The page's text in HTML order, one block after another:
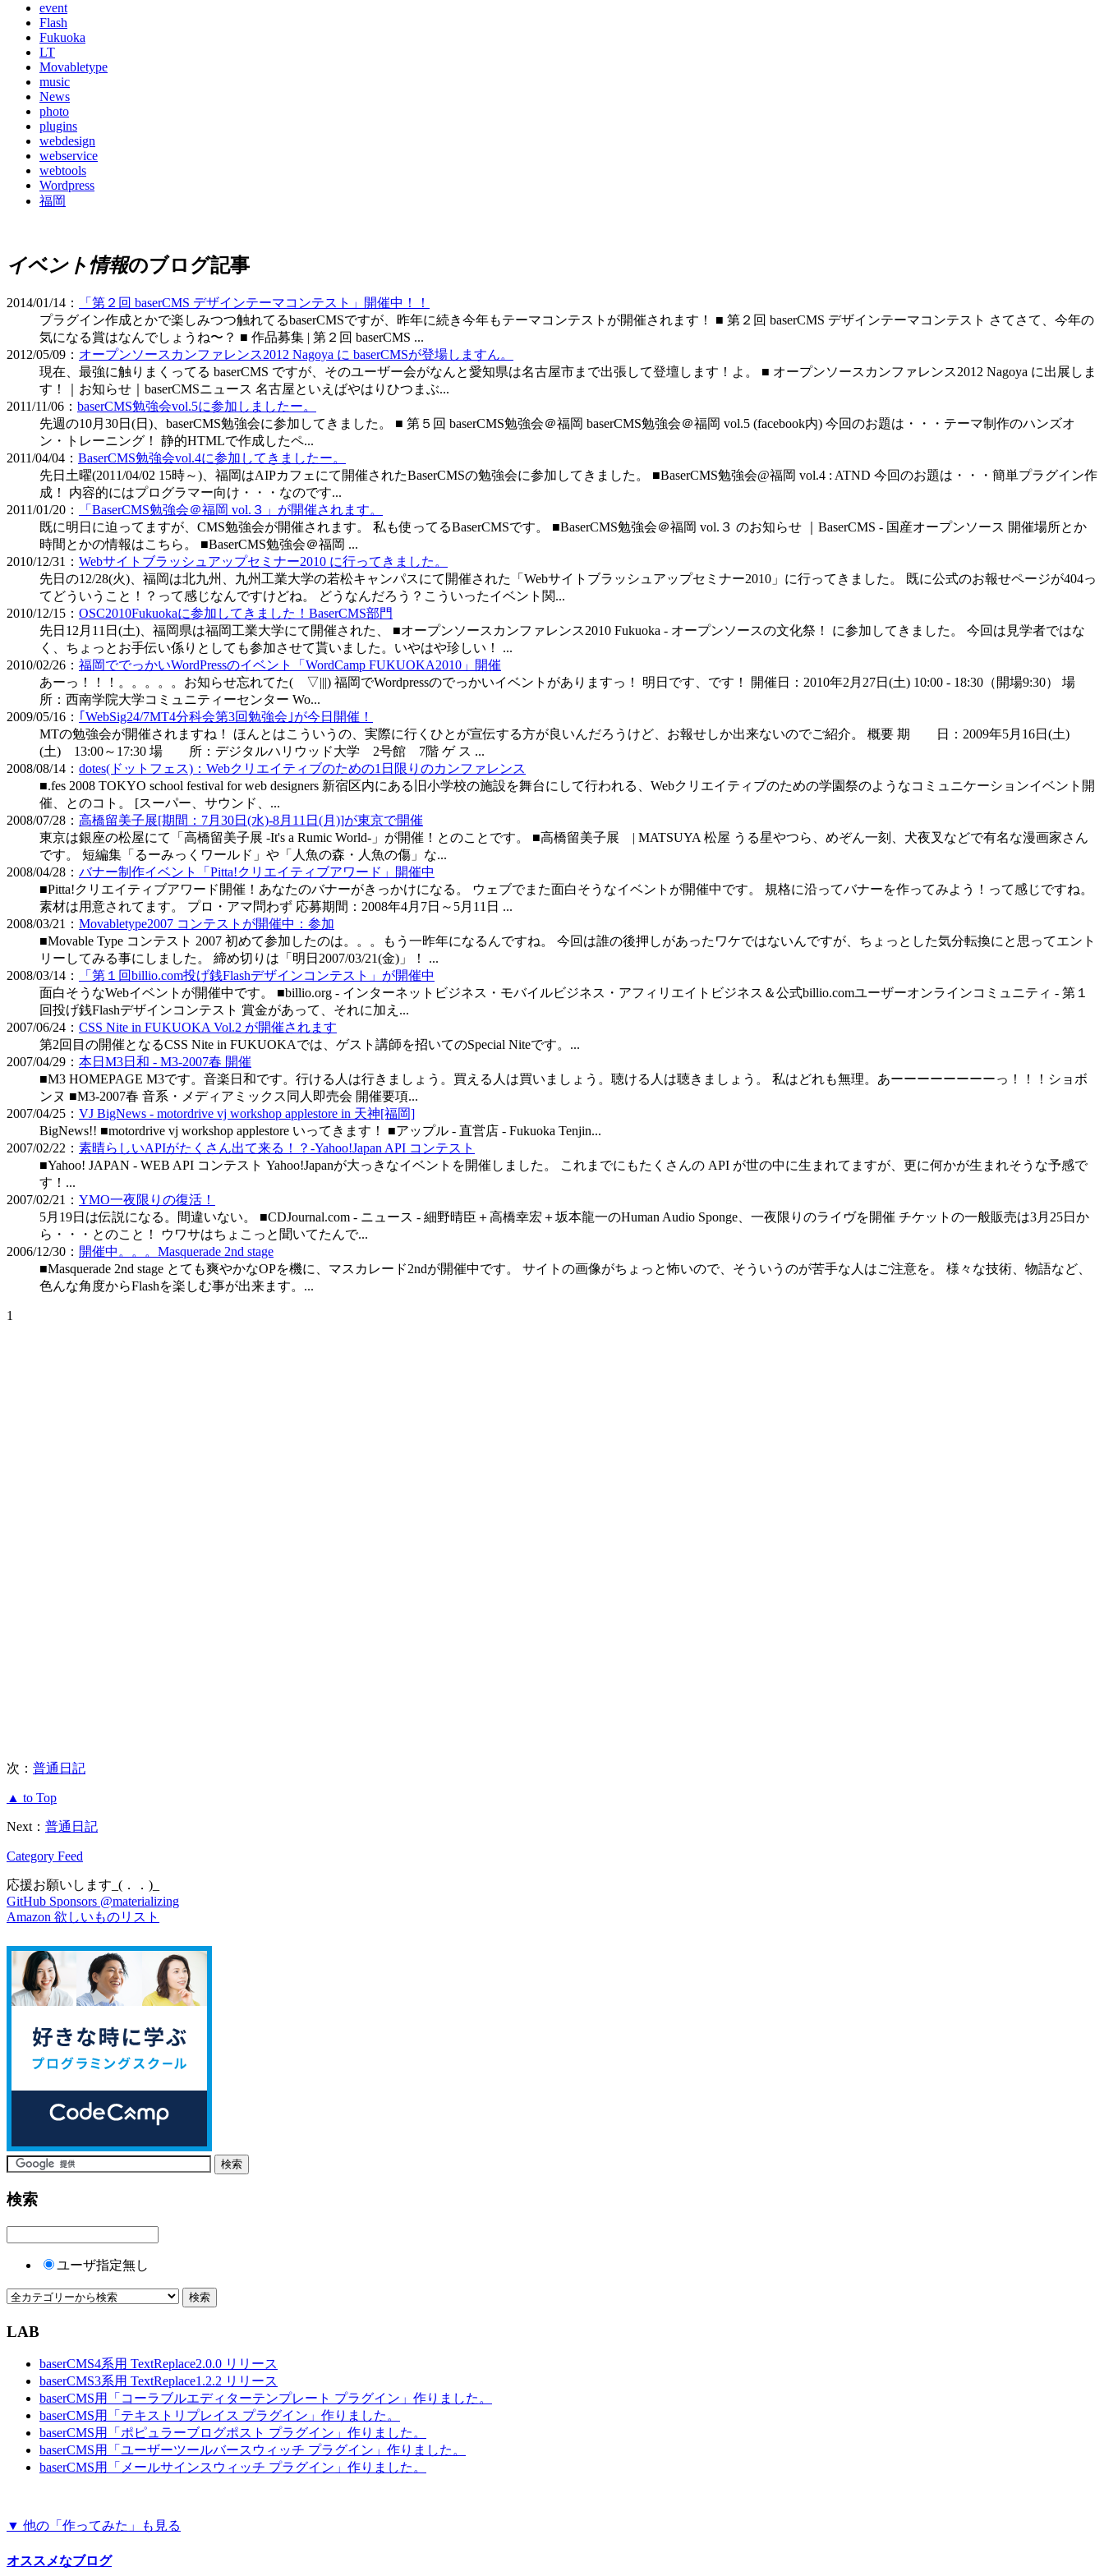
event
Flash
Fukuoka
LT
Movabletype
music
News
photo
plugins
webdesign
webservice
webtools
Wordpress
福岡
イベント情報のブログ記事
2014/01/14：
「第２回 baserCMS デザインテーマコンテスト」開催中！！
プラグイン作成とかで楽しみつつ触れてるbaserCMSですが、昨年に続き今年もテーマコンテストが開催されます！ ■ 第２回 baserCMS デザインテーマコンテスト さてさて、今年の
気になる賞はなんでしょうね〜？ ■ 作品募集 | 第２回 baserCMS ...
2012/05/09： オープンソースカンファレンス2012 Nagoya に baserCMSが登場しますん。
現在、最強に触りまくってる baserCMS ですが、そのユーザー会がなんと愛知県は名古屋市まで出張して登壇します！よ。 ■ オープンソースカンファレンス2012 Nagoya に出展しま
す！｜お知らせ｜baserCMSニュース 名古屋といえばやはりひつまぶ...
2011/11/06： baserCMS勉強会vol.5に参加しましたー。
先週の10月30日(日)、baserCMS勉強会に参加してきました。 ■ 第５回 baserCMS勉強会＠福岡 baserCMS勉強会＠福岡 vol.5 (facebook内) 今回のお題は・・・テーマ制作のハンズオ
ン・トレーニング！ 静的HTMLで作成したペ...
2011/04/04： BaserCMS勉強会vol.4に参加してきましたー。
先日土曜(2011/04/02 15時～)、福岡はAIPカフェにて開催されたBaserCMSの勉強会に参加してきました。 ■BaserCMS勉強会@福岡 vol.4 : ATND 今回のお題は・・・簡単プラグイン作
成！ 内容的にはプログラマー向け・・・なのです...
2011/01/20：
「BaserCMS勉強会＠福岡 vol.３」が開催されます。
既に明日に迫ってますが、CMS勉強会が開催されます。 私も使ってるBaserCMSです。 ■BaserCMS勉強会＠福岡 vol.３ のお知らせ ｜BaserCMS - 国産オープンソース 開催場所とか
時間とかの情報はこちら。 ■BaserCMS勉強会＠福岡 ...
2010/12/31： Webサイトブラッシュアップセミナー2010 に行ってきました。
先日の12/28(火)、福岡は北九州、九州工業大学の若松キャンパスにて開催された「Webサイトブラッシュアップセミナー2010」に行ってきました。 既に公式のお報せページが404っ
てどういうこと！？って感じなんですけどね。 どうなんだろう？こういったイベント関...
2010/12/15： OSC2010Fukuokaに参加してきました！BaserCMS部門
先日12月11日(土)、福岡県は福岡工業大学にて開催された、 ■オープンソースカンファレンス2010 Fukuoka - オープンソースの文化祭！ に参加してきました。 今回は見学者ではな
く、ちょっとお手伝い係りとしても参加させて貰いました。いやはや珍しい！ ...
2010/02/26： 福岡ででっかいWordPressのイベント「WordCamp FUKUOKA2010」開催
あーっ！！！。。。。。お知らせ忘れてた( ▽|||) 福岡でWordpressのでっかいイベントがありますっ！ 明日です、です！ 開催日：2010年2月27日(土) 10:00 - 18:30（開場9:30） 場
所：西南学院大学コミュニティーセンター Wo...
2009/05/16： ｢WebSig24/7MT4分科会第3回勉強会｣が今日開催！
MTの勉強会が開催されますね！ ほんとはこういうの、実際に行くひとが宣伝する方が良いんだろうけど、お報せしか出来ないのでご紹介。 概要 期 日：2009年5月16日(土)
(土) 13:00～17:30 場 所：デジタルハリウッド大学 2号館 7階 ゲ ス ...
2008/08/14： dotes(ドットフェス)：Webクリエイティブのための1日限りのカンファレンス
■.fes 2008 TOKYO school festival for web designers 新宿区内にある旧小学校の施設を舞台にして行われる、Webクリエイティブのための学園祭のようなコミュニケーションイベント開
催、とのコト。 [スーパー、サウンド、...
2008/07/28： 高橋留美子展[期間：7月30日(水)-8月11日(月)]が東京で開催
東京は銀座の松屋にて「高橋留美子展 -It's a Rumic World-」が開催！とのことです。 ■高橋留美子展 | MATSUYA 松屋 うる星やつら、めぞん一刻、犬夜叉などで有名な漫画家さん
です。 短編集「るーみっくワールド」や「人魚の森・人魚の傷」な...
2008/04/28： バナー制作イベント「Pitta!クリエイティブアワード」開催中
■Pitta!クリエイティブアワード開催！あなたのバナーがきっかけになる。 ウェブでまた面白そうなイベントが開催中です。 規格に沿ってバナーを作ってみよう！って感じですね。
素材は用意されてます。 プロ・アマ問わず 応募期間：2008年4月7日～5月11日 ...
2008/03/21： Movabletype2007 コンテストが開催中：参加
■Movable Type コンテスト 2007 初めて参加したのは。。。もう一昨年になるんですね。 今回は誰の後押しがあったワケではないんですが、ちょっとした気分転換にと思ってエント
リーしてみる事にしました。 締め切りは「明日2007/03/21(金)」！ ...
2008/03/14：
「第１回billio.com投げ銭Flashデザインコンテスト」が開催中
面白そうなWebイベントが開催中です。 ■billio.org - インターネットビジネス・モバイルビジネス・アフィリエイトビジネス＆公式billio.comユーザーオンラインコミュニティ - 第１
回投げ銭Flashデザインコンテスト 賞金があって、それに加え...
2007/06/24： CSS Nite in FUKUOKA Vol.2 が開催されます
第2回目の開催となるCSS Nite in FUKUOKAでは、ゲスト講師を招いてのSpecial Niteです。...
2007/04/29： 本日M3日和 - M3-2007春 開催
■M3 HOMEPAGE M3です。音楽日和です。行ける人は行きましょう。買える人は買いましょう。聴ける人は聴きましょう。 私はどれも無理。あーーーーーーーーっ！！！ショボ
ンヌ ■M3-2007春 音系・メディアミックス同人即売会 開催要項...
2007/04/25： VJ BigNews - motordrive vj workshop applestore in 天神[福岡]
BigNews!! ■motordrive vj workshop applestore いってきます！ ■アップル - 直営店 - Fukuoka Tenjin...
2007/02/22： 素晴らしいAPIがたくさん出て来る！？-Yahoo!Japan API コンテスト
■Yahoo! JAPAN - WEB API コンテスト Yahoo!Japanが大っきなイベントを開催しました。 これまでにもたくさんの API が世の中に生まれてますが、更に何かが生まれそうな予感で
す！...
2007/02/21： YMO一夜限りの復活！
5月19日は伝説になる。間違いない。 ■CDJournal.com - ニュース - 細野晴臣＋高橋幸宏＋坂本龍一のHuman Audio Sponge、一夜限りのライヴを開催 チケットの一般販売は3月25日か
ら・・・とのこと！ ウワサはちょこっと聞いてたんで...
2006/12/30： 開催中。。。Masquerade 2nd stage
■Masquerade 2nd stage とても爽やかなOPを機に、マスカレード2ndが開催中です。 サイトの画像がちょっと怖いので、そういうのが苦手な人はご注意を。 様々な技術、物語など、
色んな角度からFlashを楽しむ事が出来ます。...
1
次： 普通日記
▲ to Top
Next： 普通日記
Category Feed
応援お願いします_(．．)_
GitHub Sponsors @materializing
Amazon 欲しいものリスト
検索
ユーザ指定無し
LAB
baserCMS4系用 TextReplace2.0.0 リリース
baserCMS3系用 TextReplace1.2.2 リリース
baserCMS用「コーラブルエディターテンプレート プラグイン」作りました。
baserCMS用「テキストリプレイス プラグイン」作りました。
baserCMS用「ポピュラーブログポスト プラグイン」作りました。
baserCMS用「ユーザーツールバースウィッチ プラグイン」作りました。
baserCMS用「メールサインスウィッチ プラグイン」作りました。
▼ 他の「作ってみた」も見る
オススメなブログ